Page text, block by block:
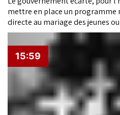
mettre en place un programme
directe au mariage des jeunes
stimuler la natalité. Dans une
parlementaire Khalid Essatte,
l'insertion sociale et de la
que l'Exécutif privilégie une
renforcement des politiques
services publics et
que les défis démographiques
seules incitations financières.
15:59